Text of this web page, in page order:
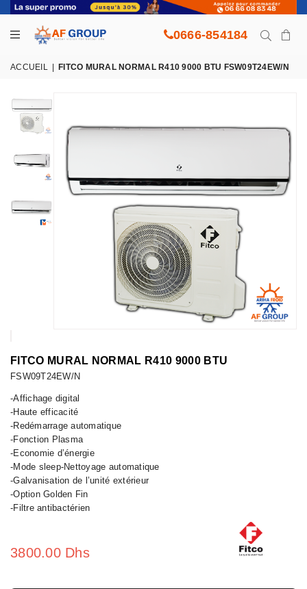
0666-854184
ACCUEIL FITCO MURAL NORMAL R410 9000 BTU FSW09T24EW/N
FITCO MURAL NORMAL R410 9000 BTU
FSW09T24EW/N
-Affichage digital
-Haute efficacité
-Redémarrage automatique
-Fonction Plasma
-Economie d’énergie
-Mode sleep-Nettoyage automatique
-Galvanisation de l’unité extérieur
-Option Golden Fin
-Filtre antibactérien
3800.00 Dhs